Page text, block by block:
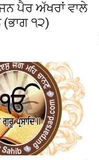
ਪੈਰ ਅੱਖਰਾਂ ਵਾਲੇ
(ਭਾਗ ੧੨)